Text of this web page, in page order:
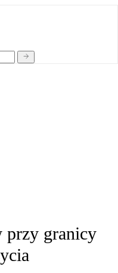
przy granicy